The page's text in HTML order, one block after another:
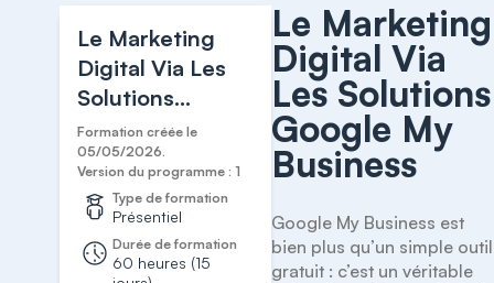
Le Marketing
Digital Via Les
Solutions
Google My
Business
Formation créée le
05/05/2026.
Version du programme : 1
Type de formation
Présentiel
Durée de formation
60 heures (15
Le Marketing
Digital Via
Les Solutions
Google My
Business
Google My Business est
bien plus qu’un simple outil
gratuit : c’est un véritable